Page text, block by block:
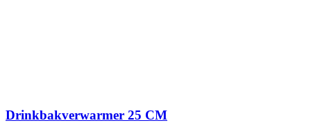
Drinkbakverwarmer 25 CM